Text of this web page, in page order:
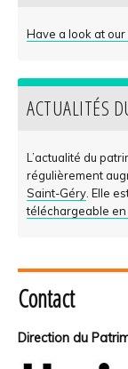
Have a look at
ACTUALITÉS
L’actualité du
régulièrement
Saint-Géry. Elle
téléchargeable en
Contact
Direction du